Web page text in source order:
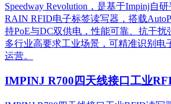
Speedway Revolution，是基于Impinj自
RAIN RFID电子标签读写器，搭载
持PoE与DC双供电，性能可靠、抗干
多行业高要求工业场景，可精准识别电
运营。​
IMPINJ R700四天线接口工业